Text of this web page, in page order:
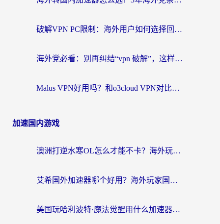
破解VPN PC限制：海外用户如何选择回国加速器实现无缝访问国内资源
海外党必看：别再纠结“vpn 破解”，这样选回国加速器才能真正无缝访问国内资源
Malus VPN好用吗？和o3cloud VPN对比哪个回国效果更好？
加速国内游戏
澳洲打逆水寒OL怎么才能不卡？海外玩家国服游戏加速终极指南（附梦幻模拟战地铁跑酷解决办法）
艾希国外加速器哪个好用？海外玩家国服游戏畅玩终极指南（附欧洲玩鸣潮街头篮球实测）
美国玩哈利波特·魔法觉醒用什么加速器？告别延迟的终极指南（含免费QQ炫舞方案+印尼妄想山海秘籍）